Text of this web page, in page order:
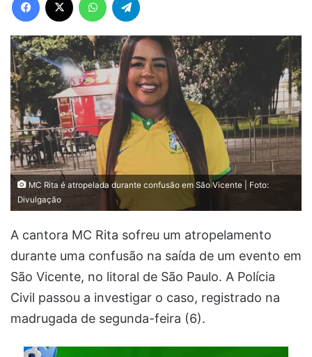
MC Rita é atropelada durante confusão em São Vicente | Foto:
Divulgação
A cantora MC Rita sofreu um atropelamento
durante uma confusão na saída de um evento em
São Vicente, no litoral de São Paulo. A Polícia
Civil passou a investigar o caso, registrado na
madrugada de segunda-feira (6).